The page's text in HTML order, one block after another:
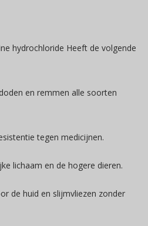
hydrochloride Heeft de volgende
en remmen alle soorten
tegen medicijnen.
lichaam en de hogere dieren.
de huid en slijmvliezen zonder